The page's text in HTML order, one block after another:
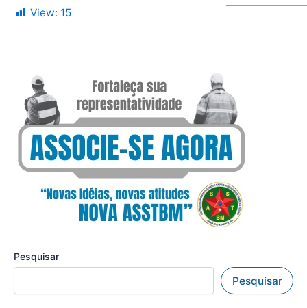
View: 15
Pesquisar
Pesquisar